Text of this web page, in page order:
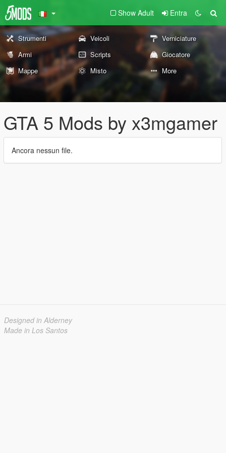
Show Adult Entra
Strumenti Veicoli
Verniciature
Armi
Scripts
Giocatore
Mappe
Misto More
GTA 5 Mods by x3mgamer
Ancora nessun file.
Designed in Alderney
Made in Los Santos